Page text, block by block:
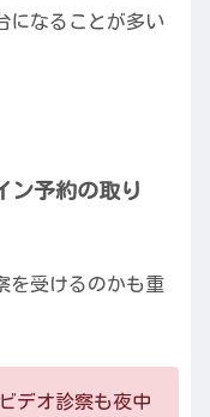
になることが多い
ン予約の取り
を受けるのかも重
デオ診察も夜中